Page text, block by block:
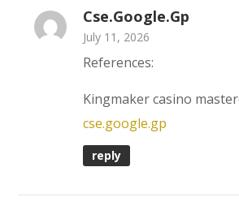
Cse.google.gp
July 11, 2026
References:
Kingmaker casino
cse.google.gp
reply